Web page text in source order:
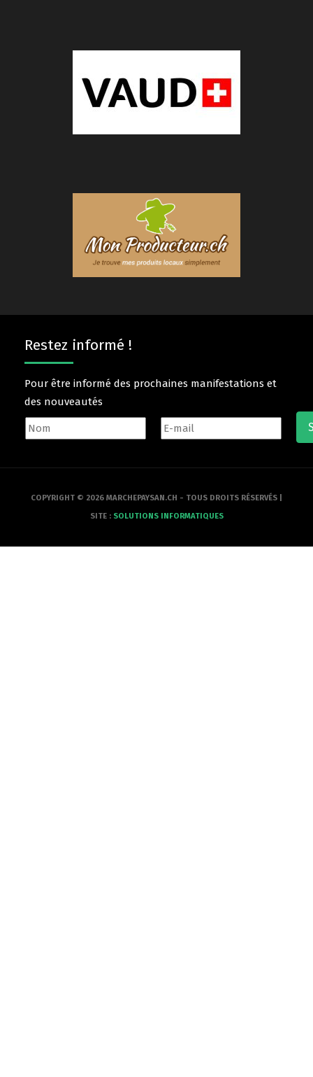
Restez informé !
Pour être informé des prochaines manifestations et
des nouveautés
COPYRIGHT © 2026 MARCHEPAYSAN.CH - TOUS DROITS RÉSERVÉS |
SITE : SOLUTIONS INFORMATIQUES